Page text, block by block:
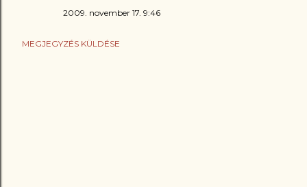
2009. november 17. 9:46
MEGJEGYZÉS KÜLDÉSE